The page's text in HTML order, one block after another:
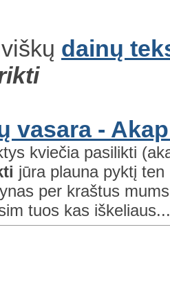
dainų
vasara -
kviečia pasilikti
jūra plauna pyktį
per kraštus
tuos kas iškeliaus...